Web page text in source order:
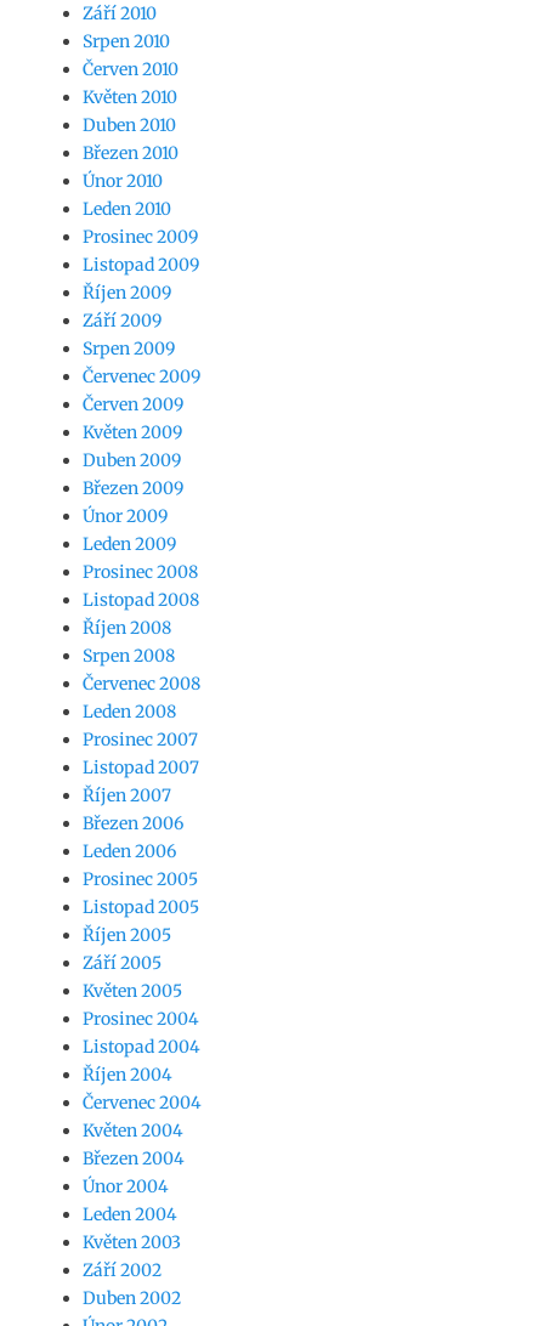
Září 2010
Srpen 2010
Červen 2010
Květen 2010
Duben 2010
Březen 2010
Únor 2010
Leden 2010
Prosinec 2009
Listopad 2009
Říjen 2009
Září 2009
Srpen 2009
Červenec 2009
Červen 2009
Květen 2009
Duben 2009
Březen 2009
Únor 2009
Leden 2009
Prosinec 2008
Listopad 2008
Říjen 2008
Srpen 2008
Červenec 2008
Leden 2008
Prosinec 2007
Listopad 2007
Říjen 2007
Březen 2006
Leden 2006
Prosinec 2005
Listopad 2005
Říjen 2005
Září 2005
Květen 2005
Prosinec 2004
Listopad 2004
Říjen 2004
Červenec 2004
Květen 2004
Březen 2004
Únor 2004
Leden 2004
Květen 2003
Září 2002
Duben 2002